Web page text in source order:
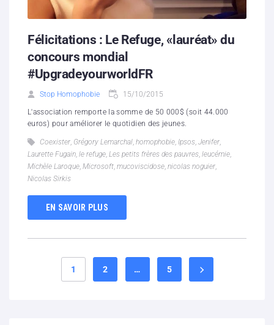
Félicitations : Le Refuge, «lauréat» du
concours mondial
#UpgradeyourworldFR
Stop Homophobie 15/10/2015
L'association remporte la somme de 50 000$ (soit 44.000
euros) pour améliorer le quotidien des jeunes.
Coexister, Grégory Lemarchal, homophobie, Ipsos, Jenifer,
Laurette Fugain, le refuge, Les petits frères des pauvres, leucémie,
Michèle Laroque, Microsoft, mucoviscidose, nicolas noguier,
Nicolas Sirkis
EN SAVOIR PLUS
1 2 … 5